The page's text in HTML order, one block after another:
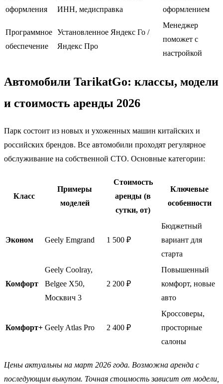
оформления
ИНН, медисправка
оформлением
Программное
обеспечение
Установленное Яндекс Го /
Яндекс Про
Менеджер
поможет с
настройкой
Автомобили TarikatGo: классы, модели
и стоимость аренды 2026
Парк состоит из новых и ухоженных машин китайских и
российских брендов. Все автомобили проходят регулярное
обслуживание на собственной СТО. Основные категории:
Класс
Примеры
моделей
Стоимость
аренды (в
сутки, от)
Ключевые
особенности
Эконом Geely Emgrand 1 500 ₽
Бюджетный
вариант для
старта
Комфорт
Geely Coolray,
Belgee X50,
Москвич 3
2 200 ₽
Повышенный
комфорт, новые
авто
Комфорт+ Geely Atlas Pro 2 400 ₽
Кроссоверы,
просторные
салоны
Цены актуальны на март 2026 года. Возможна аренда с
последующим выкупом. Точная стоимость зависит от модели,